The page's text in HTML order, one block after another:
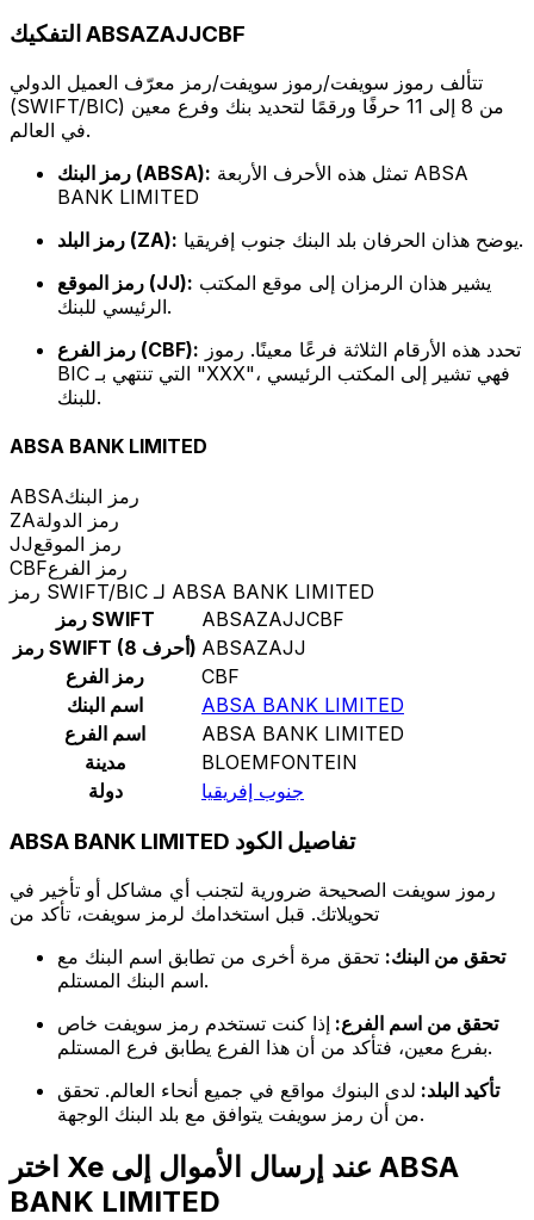
التفكيك ABSAZAJJCBF
تتألف رموز سويفت/رموز سويفت/رمز معرّف العميل الدولي
(SWIFT/BIC) من 8 إلى 11 حرفًا ورقمًا لتحديد بنك وفرع معين
في العالم.
رمز البنك (ABSA):
BANK LIMITED
رمز البلد (ZA):
يوضح هذان الحرفان بلد البنك جنوب إفريقيا.
رمز الموقع (JJ):
الرئيسي للبنك.
رمز الفرع (CBF):
BIC التي تنتهي بـ "XXX"، فهي تشير إلى المكتب الرئيسي
للبنك.
ABSA BANK LIMITED
ABSAرمز البنك
ZAرمز الدولة
JJرمز الموقع
CBFرمز الفرع
رمز SWIFT/BIC لـ ABSA BANK LIMITED
رمز SWIFT
ABSAZAJJCBF
رمز SWIFT (8 أحرف) ABSAZAJJ
رمز الفرع
CBF
اسم البنك
ABSA BANK LIMITED
اسم الفرع
ABSA BANK LIMITED
مدينة
BLOEMFONTEIN
دولة
جنوب إفريقيا
ABSA BANK LIMITED تفاصيل الكود
رموز سويفت الصحيحة ضرورية لتجنب أي مشاكل أو تأخير في
تحويلاتك. قبل استخدامك لرمز سويفت، تأكد من
تحقق من البنك: تحقق مرة أخرى من تطابق اسم البنك مع
اسم البنك المستلم.
تحقق من اسم الفرع: إذا كنت تستخدم رمز سويفت خاص
بفرع معين، فتأكد من أن هذا الفرع يطابق فرع المستلم.
تأكيد البلد: لدى البنوك مواقع في جميع أنحاء العالم. تحقق
من أن رمز سويفت يتوافق مع بلد البنك الوجهة.
اختر Xe عند إرسال الأموال إلى ABSA
BANK LIMITED